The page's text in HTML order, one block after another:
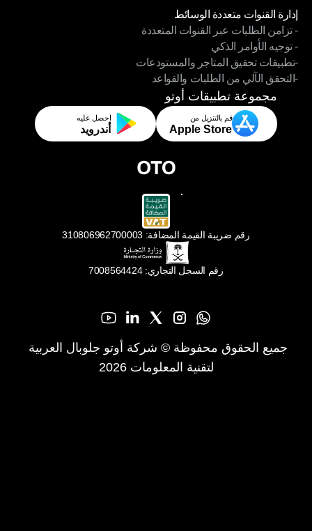
إدارة القنوات متعددة الوسائط
إدارة القنوات متعددة الوسائط
- تزامن الطلبات عبر القنوات المتعددة
- تزامن الطلبات عبر القنوات المتعددة
- توجيه الأوامر الذكي
- توجيه الأوامر الذكي
-تطبيقات تحقيق المتاجر والمستودعات
-تطبيقات تحقيق المتاجر والمستودعات
-التحقق الآلي من الطلبات والقواعد
-التحقق الآلي من الطلبات والقواعد
مجموعة تطبيقات أوتو
قم بالتنزيل من
Apple Store
احصل عليه
أندرويد
رقم ضريبة القيمة المضافة: 310806962700003
رقم السجل التجاري: 7008564424
لتقنية المعلومات 2026